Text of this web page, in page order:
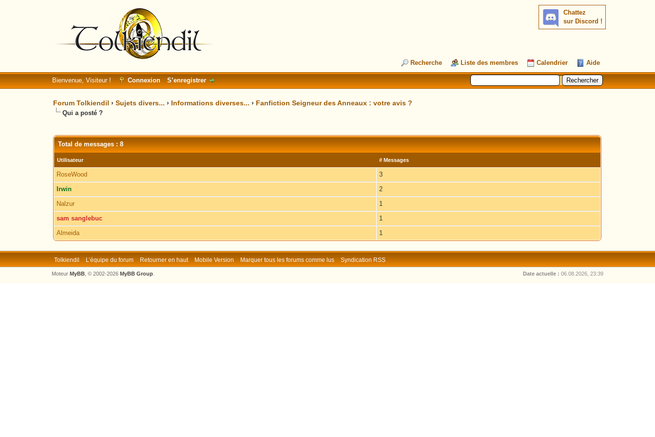
Chattez
sur Discord !
Recherche Liste des membres Calendrier Aide
Bienvenue, Visiteur ! Connexion S’enregistrer
Forum Tolkiendil ›Sujets divers... › Informations diverses... › Fanfiction Seigneur des Anneaux : votre avis ?
Qui a posté ?
Total de messages : 8
Utilisateur # Messages
RoseWood
3
Irwin
2
Nalzur
1
sam sanglebuc
1
Almeida
1
Tolkiendil L’équipe du forum Retourner en haut Mobile Version Marquer tous les forums comme lus Syndication RSS
Date actuelle : 06.08.2026, 23:39
Moteur MyBB, © 2002-2026 MyBB Group.